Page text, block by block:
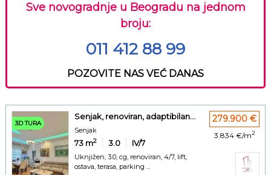
Sve novogradnje u Beogradu na jednom
broju:
011 412 88 99
POZOVITE NAS VEĆ DANAS
3D TURA
Senjak, renoviran, adaptibilan...
Senjak
73 m2 3.0 IV/7
Uknjižen, 3.0, cg, renoviran, 4/7, lift,
ostava, terasa, parking ...
279.900 €
3.834 €/m2